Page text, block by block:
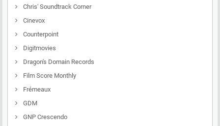
Chris' Soundtrack Corner
Cinevox
Counterpoint
Digitmovies
Dragon's Domain Records
Film Score Monthly
Frémeaux
GDM
GNP Crescendo